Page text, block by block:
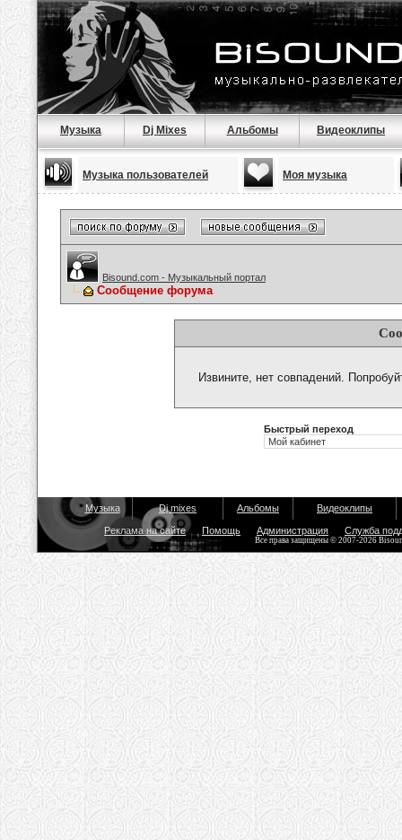
Музыка Dj Mixes Альбомы Видеоклипы
Музыка пользователей Моя музыка
Bisound.com - Музыкальный портал
Сообщение форума
Извините, нет совпадений.
Быстрый переход
Музыка Dj mixes Альбомы Видеоклипы
Реклама на сайте Помощь Администрация Служба
Все права защищены © 2007-2026